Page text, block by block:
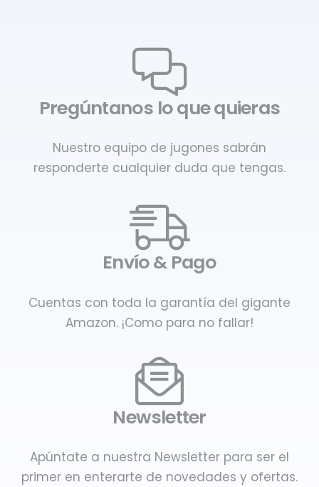
Pregúntanos lo que quieras
Nuestro equipo de jugones sabrán
responderte cualquier duda que tengas.
Envío & Pago
Cuentas con toda la garantía del gigante
Amazon. ¡Como para no fallar!
Newsletter
Apúntate a nuestra Newsletter para ser el
primer en enterarte de novedades y ofertas.